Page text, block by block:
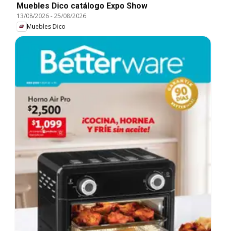
Muebles Dico catálogo Expo Show
13/08/2026-25/08/2026
Muebles Dico